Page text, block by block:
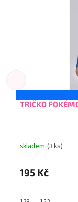
TRIČKO
skladem (3 ks)
195 Kč